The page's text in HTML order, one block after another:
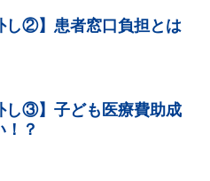
し②】患者窓口負担とは
し③】子ども医療費助成
？